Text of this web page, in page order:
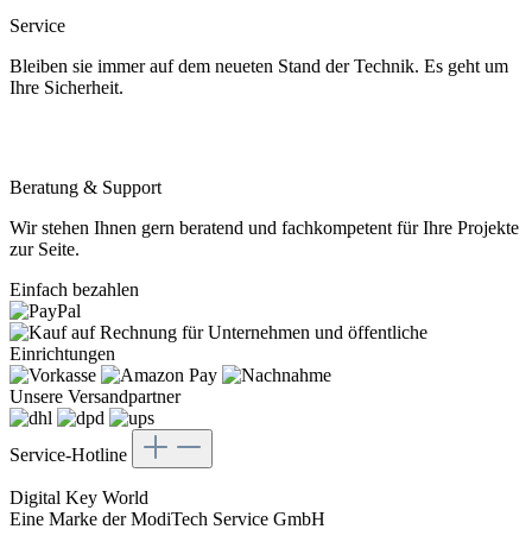
Service
Bleiben sie immer auf dem neueten Stand der Technik. Es geht um
Ihre Sicherheit.
Beratung & Support
Wir stehen Ihnen gern beratend und fachkompetent für Ihre Projekte
zur Seite.
Einfach bezahlen
Unsere Versandpartner
Service-Hotline
Digital Key World
Eine Marke der ModiTech Service GmbH